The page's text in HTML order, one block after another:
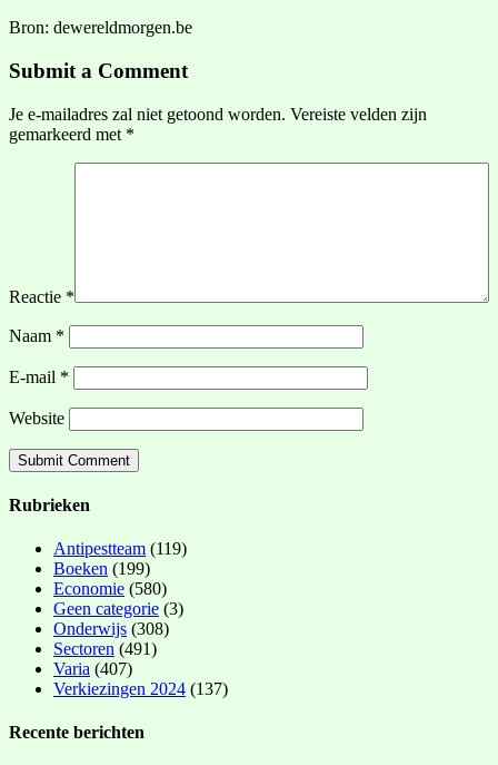
Bron: dewereldmorgen.be
Submit a Comment
Je e-mailadres zal niet getoond worden. Vereiste velden zijn
gemarkeerd met *
Reactie *
Naam *
E-mail *
Website
Rubrieken
Antipestteam (119)
Boeken (199)
Economie (580)
Geen categorie (3)
Onderwijs (308)
Sectoren (491)
Varia (407)
Verkiezingen 2024 (137)
Recente berichten